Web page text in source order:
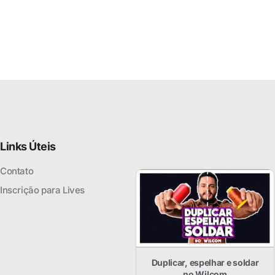
Links Úteis
Contato
Inscrição para Lives
Duplicar, espelhar e soldar